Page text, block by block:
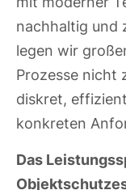
nachhaltig und
legen wir
Prozesse nicht
diskret,
konkreten
Das